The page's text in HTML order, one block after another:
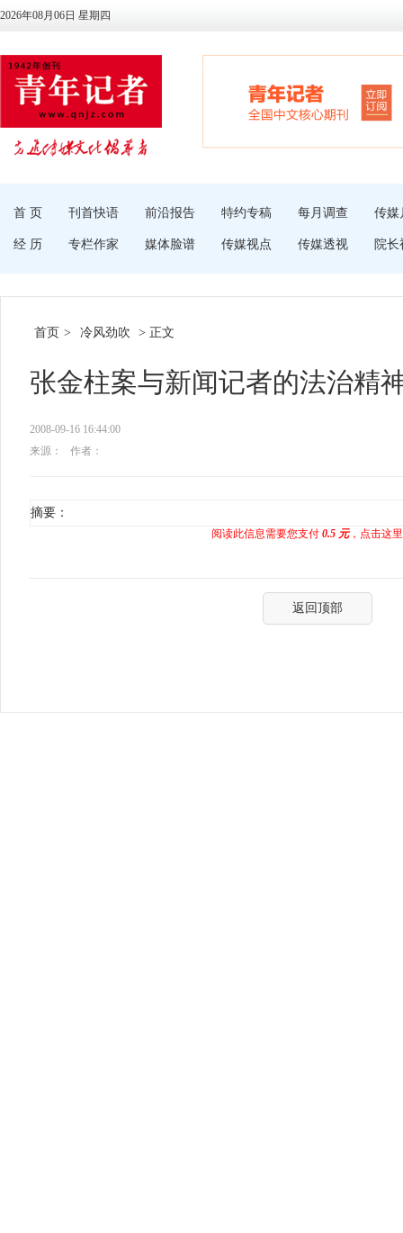
2026年08月06日 星期四
首 页 刊首快语 前沿报告 特约专稿 每月调查 传媒
经 历 专栏作家 媒体脸谱 传媒视点 传媒透视 院长
首页 > 冷风劲吹 > 正文
张金柱案与新闻记者的法治精
2008-09-16 16:44:00
来源：
作者：
摘要：
阅读此信息需要您支付 0.5 元，点击这
返回顶部